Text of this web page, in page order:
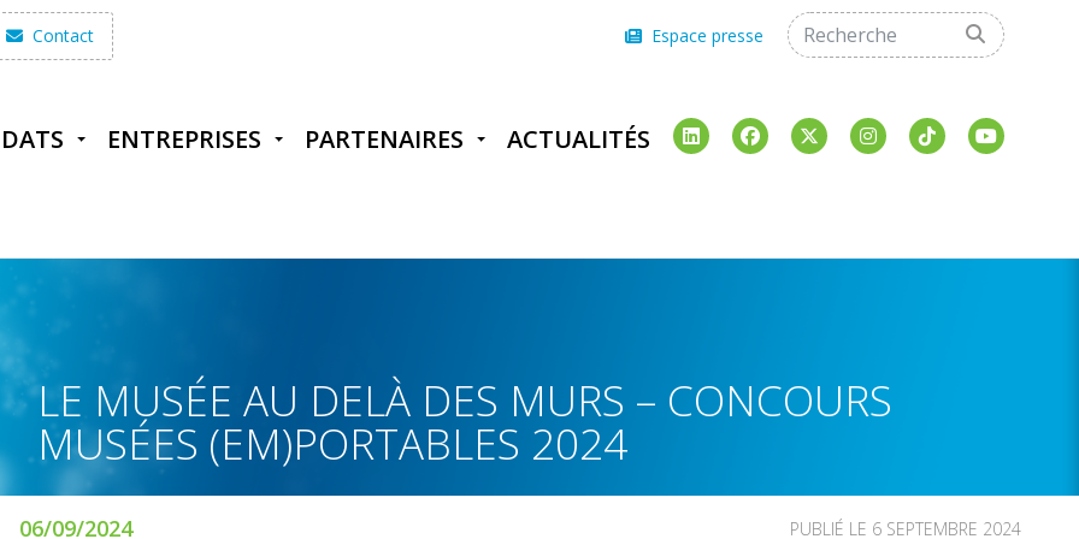
Contact Espace presse
ENTREPRISES PARTENAIRES ACTUALITÉS
LE MUSÉE AU DELÀ DES MURS – CONCOURS
MUSÉES (EM)PORTABLES 2024
06/09/2024 PUBLIÉ LE 6 SEPTEMBRE 2024